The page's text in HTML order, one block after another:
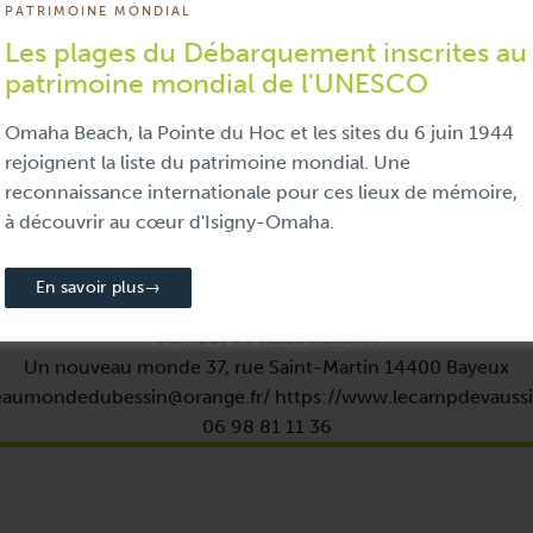
de Vaucelles à Aignerville
vous remercions de respecter le caractère privé de
afin de faire revivre le XVIIIe siècle.
Contact de l'association :
Un nouveau monde 37, rue Saint-Martin 14400 Bayeux
https://
06 98 81 11 36
PATRIMOINE MONDIAL
Les plages du Débarquement inscrites au
patrimoine mondial de l'UNESCO
Omaha Beach, la Pointe du Hoc et les sites du 6 juin 1944
rejoignent la liste du patrimoine mondial. Une
reconnaissance internationale pour ces lieux de mémoire,
à découvrir au cœur d'Isigny-Omaha.
En savoir plus→